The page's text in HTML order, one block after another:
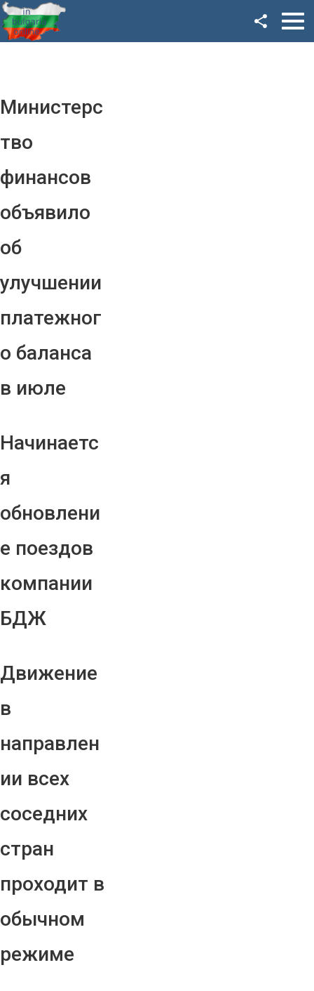
Министерс
тво
финансов
объявило
об
улучшении
платежног
о баланса
в июле
Начинаетс
я
обновлени
е поездов
компании
БДЖ
Движение
в
направлен
ии всех
соседних
стран
проходит в
обычном
режиме